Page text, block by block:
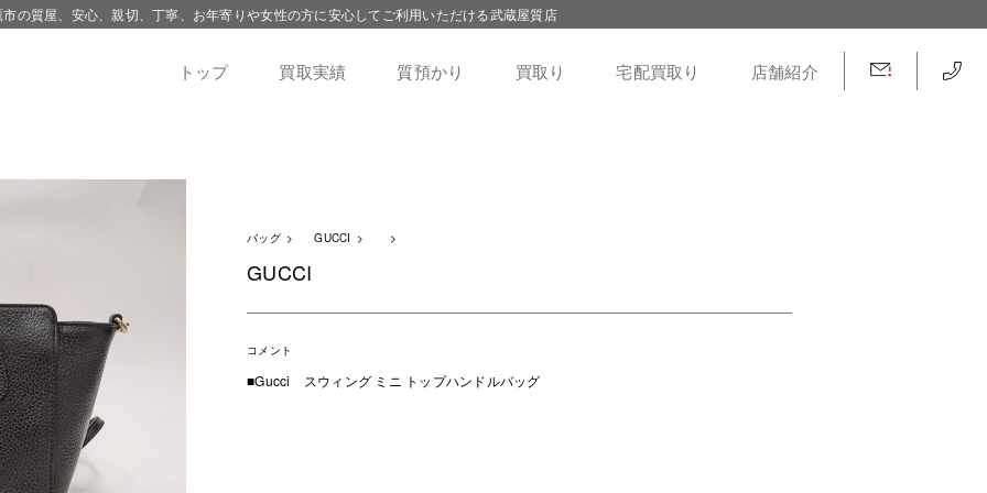
の質屋、安心、親切、丁寧、お年寄りや女性の方に安心してご利用いただける武蔵屋質店
トップ 買取実績 質預かり 買取り 宅配買取り 店舗紹介
バッグ GUCCI
GUCCI
コメント
■Gucci スウィング ミニ トップハンドルバッグ